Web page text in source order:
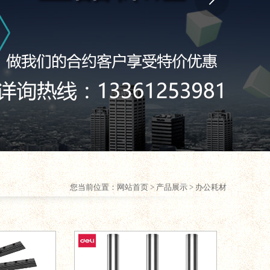
您当前位置：网站首页> 产品展示 > 办公耗材